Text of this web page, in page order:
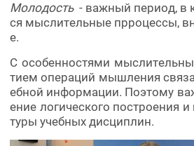
Молодость - важный период, в
ся мыслительные прроцессы,
е.
С особенностями
тием операций мышления
ебной информации. Поэтому
ение логического построения
туры учебных дисциплин.